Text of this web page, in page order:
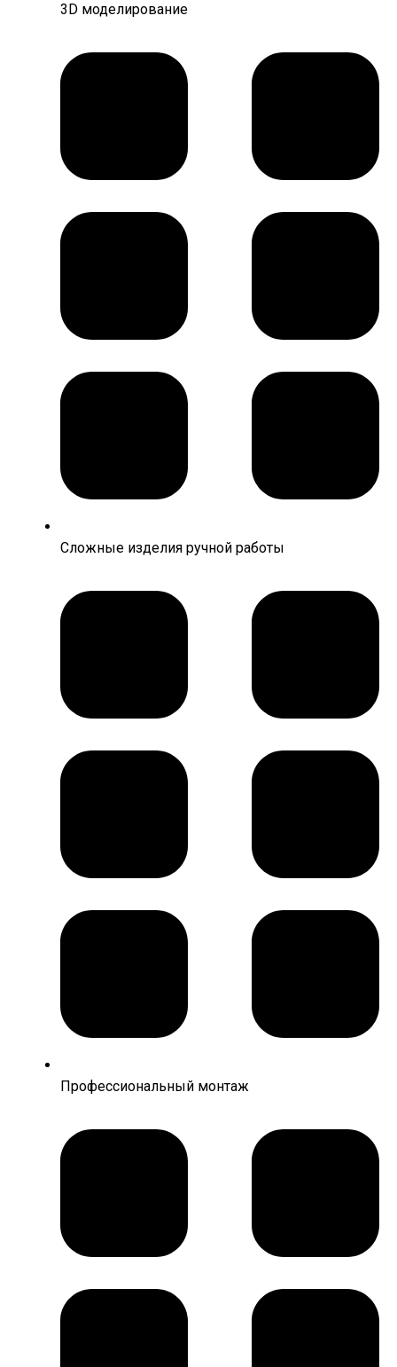
3D моделирование
Сложные изделия ручной работы
Профессиональный монтаж